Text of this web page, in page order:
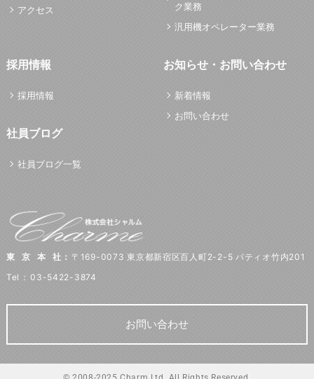
アクセス
ク業務
汎用機オペレーター業務
採用情報
採用情報
社員ブログ
社員ブログ一覧
お知らせ・お問い合わせ
新着情報
お問い合わせ
東京本社 ： 〒169-0073 東京都新宿区百人町2-2-5 パティオ竹内201
Tel ： 03-5422-3874
お問い合わせ